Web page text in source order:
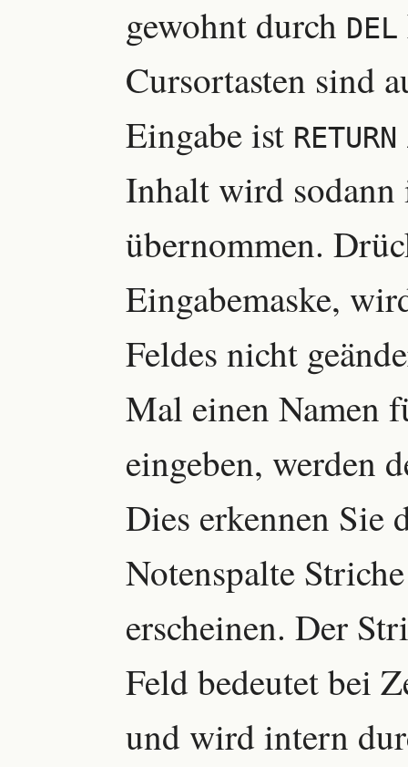
gewohnt durch DEL
Cursortasten sind
Eingabe ist RETURN
Inhalt wird sodann
übernommen.
Eingabemaske,
Feldes nicht
Mal einen Namen
eingeben, werden
Dies erkennen Sie
Notenspalte
erscheinen. Der
Feld bedeutet bei
und wird intern